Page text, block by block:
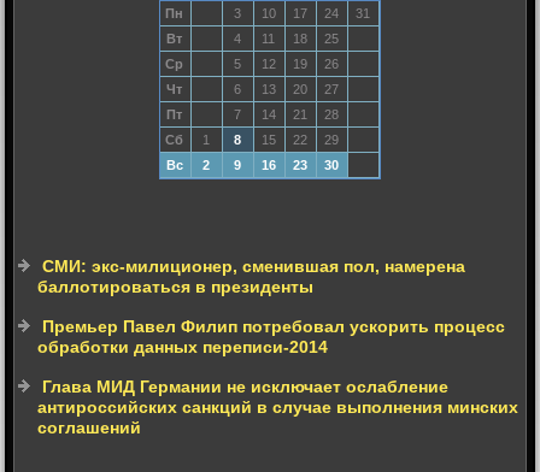
Пн 3 10 17 24
31
Вт
4 11 18
25
Ср
5 12 19
26
Чт
6 13 20
27
Пт
7 14 21
28
Сб
1 8 15 22
29
Вс
2 9 16 23 30
СМИ: экс-милиционер, сменившая пол, намерена
баллотироваться в президенты
Премьер Павел Филип потребовал ускорить процесс
обработки данных переписи-2014
Глава МИД Германии не исключает ослабление
антироссийских санкций в случае выполнения минских
соглашений